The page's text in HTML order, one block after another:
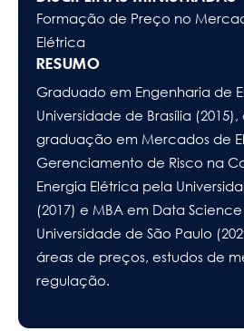
Formação de Preço no
Elétrica
RESUMO
Graduado em Engenharia de
Universidade de Brasília
graduação em Mercados de
Gerenciamento de Risco na
Energia Elétrica pela
(2017) e MBA em Data
Universidade de São Paulo
áreas de preços, estudos de
regulação.